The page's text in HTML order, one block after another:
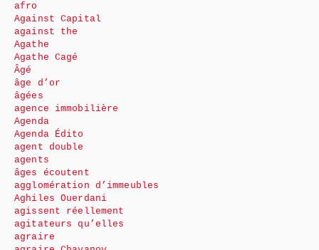
afro
Against Capital
against the
Agathe
Agathe Cagé
Âgé
âge d’or
âgées
agence immobilière
Agenda
Agenda Édito
agent double
agents
âges écoutent
agglomération d’immeubles
Aghiles Ouerdani
agissent réellement
agitateurs qu’elles
agraire